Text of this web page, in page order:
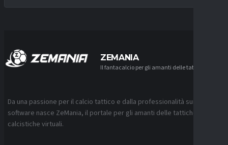
ZEMANIA
Il fantacalcio per gli amanti delle tattiche
Da una passione per il calcio tattico e dalla professionalità sui
software nasce ZeMania, il portale per gli amanti delle tattiche
calcistiche virtuali.